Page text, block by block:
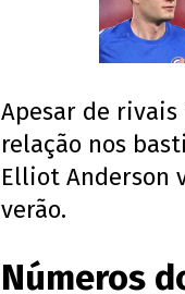
Apesar de rivais
relação nos
Elliot Anderson
verão.
Números